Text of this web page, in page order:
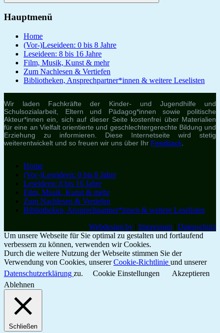
Suchen
Hauptmenü
Home
(Vor-)Leseideen: 0 bis 8 Jahre
Leseideen: 8 bis 16 Jahre
Film, Musik, Kunst & mehr
Zum Nachlesen & Vertiefen
Bibliotheken, Ansprechpartner*innen & weitere Leselisten
Wir laden Fachkräfte der Kinder- und Jugendhilfe und
Schulsozialarbeit, Eltern und Pädagog*innen sowie politische
Akteur*innen ein, sich auf dieser Seite kostenfrei über Materialien
für eine an Vielfalt orientierte und geschlechtergerechte Bildung und
Erziehung zu informieren. Diese Internetseite wird stetig
weiterentwickelt und so freuen wir uns über Ihr Feedback
Home
(Vor-)Leseideen: 0 bis 8 Jahre
Leseideen: 8 bis 16 Jahre
Film, Musik, Kunst & mehr
Zum Nachlesen & Vertiefen
Bibliotheken, Ansprechpartner*innen & weitere Leselisten
Webdesign by
Impressum
Datenschutz
Um unsere Webseite für Sie optimal zu gestalten und fortlaufend
verbessern zu können, verwenden wir Cookies.
Durch die weitere Nutzung der Webseite stimmen Sie der
Verwendung von Cookies, unsererCookie-Richtlinie und unserer
Datenschutzerklärung zu. Cookie Einstellungen
Akzeptieren
Ablehnen
Schließen